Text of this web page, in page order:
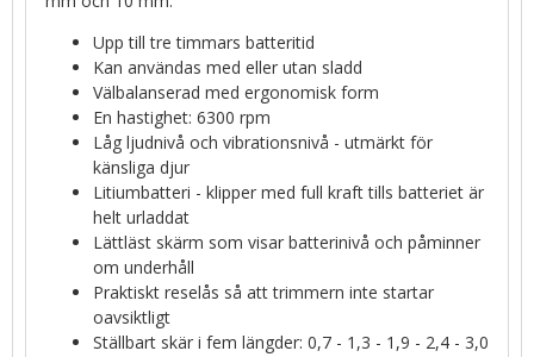
Upp till tre timmars batteritid
Kan användas med eller utan sladd
Välbalanserad med ergonomisk form
En hastighet: 6300 rpm
Låg ljudnivå och vibrationsnivå - utmärkt för
känsliga djur
Litiumbatteri - klipper med full kraft tills batteriet är
helt urladdat
Lättläst skärm som visar batterinivå och påminner
om underhåll
Praktiskt reselås så att trimmern inte startar
oavsiktligt
Ställbart skär i fem längder: 0,7 - 1,3 - 1,9 - 2,4 - 3,0